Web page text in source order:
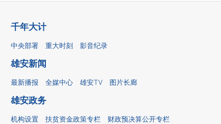
千年大计
中央部署 重大时刻 影音纪录
雄安新闻
最新播报 全媒中心 雄安TV 图片长廊
雄安政务
机构设置 扶贫资金政策专栏
财政预决算公开专栏